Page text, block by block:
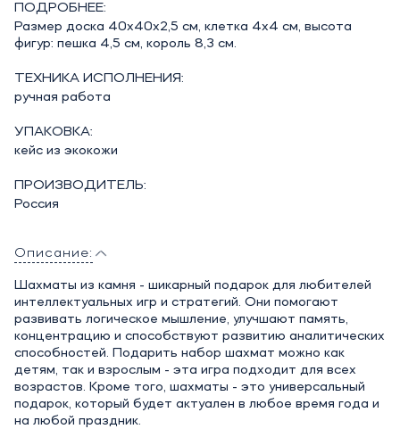
ПОДРОБНЕЕ:
Размер доска 40х40х2,5 см, клетка 4х4 см, высота
фигур: пешка 4,5 см, король 8,3 см.
ТЕХНИКА ИСПОЛНЕНИЯ:
ручная работа
УПАКОВКА:
кейс из экокожи
ПРОИЗВОДИТЕЛЬ:
Россия
Описание:
Шахматы из камня - шикарный подарок для любителей
интеллектуальных игр и стратегий. Они помогают
развивать логическое мышление, улучшают память,
концентрацию и способствуют развитию аналитических
способностей. Подарить набор шахмат можно как
детям, так и взрослым - эта игра подходит для всех
возрастов. Кроме того, шахматы - это универсальный
подарок, который будет актуален в любое время года и
на любой праздник.